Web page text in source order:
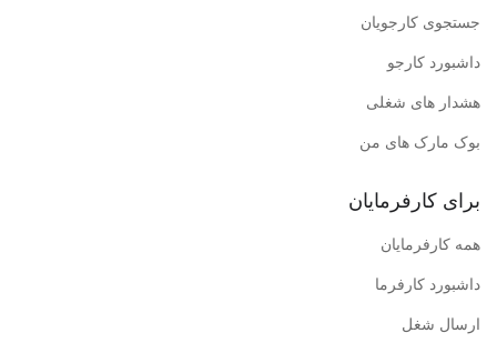
جستجوی کارجویان
داشبورد کارجو
هشدار های شغلی
بوک مارک های من
برای کارفرمایان
همه کارفرمایان
داشبورد کارفرما
ارسال شغل